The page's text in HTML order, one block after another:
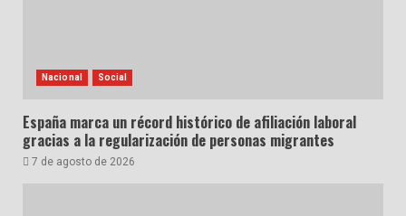
Nacional Social
España marca un récord histórico de afiliación laboral
gracias a la regularización de personas migrantes
7 de agosto de 2026